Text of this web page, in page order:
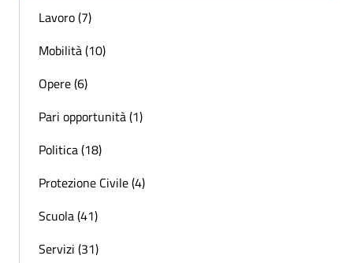
Lavoro (7)
Mobilità (10)
Opere (6)
Pari opportunità (1)
Politica (18)
Protezione Civile (4)
Scuola (41)
Servizi (31)